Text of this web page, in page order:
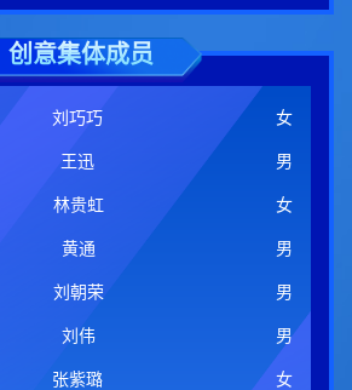
创意集体成员
刘巧巧 女
王迅 男
林贵虹 女
黄通 男
刘朝荣 男
刘伟 男
张紫璐 女